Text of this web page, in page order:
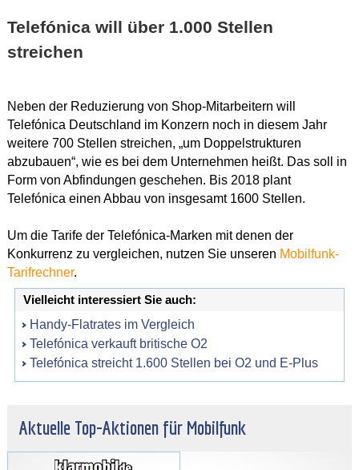
Telefónica will über 1.000 Stellen
streichen
Neben der Reduzierung von Shop-Mitarbeitern will
Telefónica Deutschland im Konzern noch in diesem Jahr
weitere 700 Stellen streichen, „um Doppelstrukturen
abzubauen“, wie es bei dem Unternehmen heißt. Das soll in
Form von Abfindungen geschehen. Bis 2018 plant
Telefónica einen Abbau von insgesamt 1600 Stellen.
Um die Tarife der Telefónica-Marken mit denen der
Konkurrenz zu vergleichen, nutzen Sie unseren Mobilfunk-
Tarifrechner.
Vielleicht interessiert Sie auch:
Handy-Flatrates im Vergleich
Telefónica verkauft britische O2
Telefónica streicht 1.600 Stellen bei O2 und E-Plus
Aktuelle Top-Aktionen für Mobilfunk